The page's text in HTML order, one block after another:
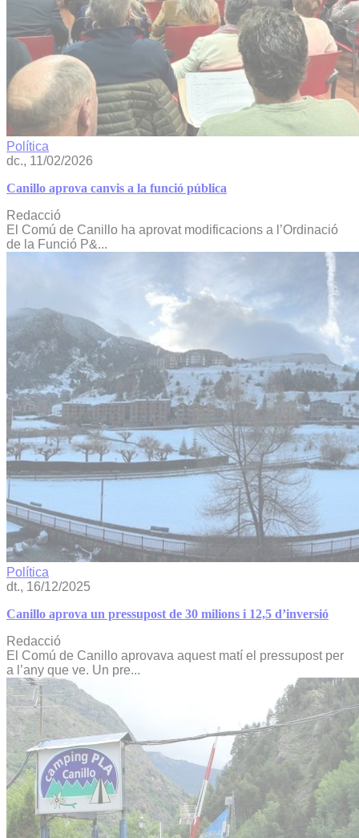
Política
dc., 11/02/2026
Canillo aprova canvis a la funció pública
Redacció
El Comú de Canillo ha aprovat modificacions a l’Ordinació
de la Funció P&...
Política
dt., 16/12/2025
Canillo aprova un pressupost de 30 milions i 12,5 d’inversió
Redacció
El Comú de Canillo aprovava aquest matí el pressupost per
a l’any que ve. Un pre...